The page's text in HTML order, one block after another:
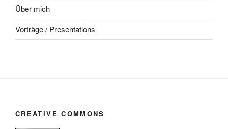
Über mich
Vorträge / Presentations
CREATIVE COMMONS